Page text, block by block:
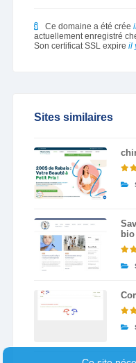
Ce domaine a été crée
actuellement enregistré
Son certificat SSL expire il
Sites similaires